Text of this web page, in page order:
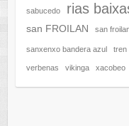
sabucedo rias
san FROILAN san
sanxenxo bandera azul tren
verbenas vikinga xacobeo